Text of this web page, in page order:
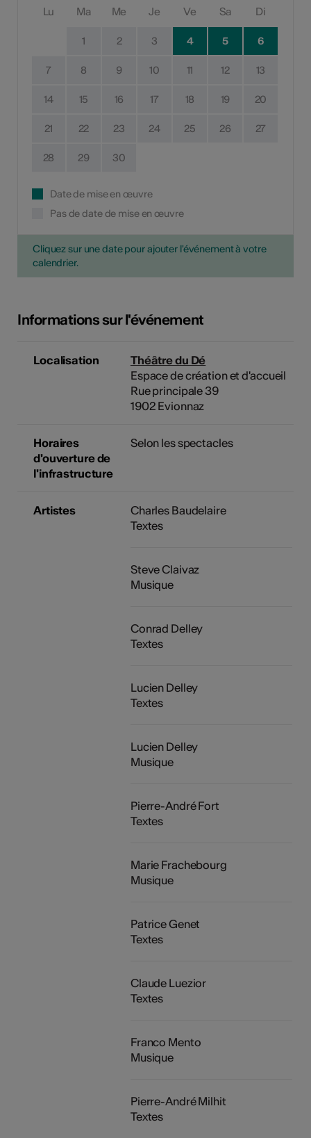
Lu Ma Me Je Ve Sa Di
1 2 3 4 5 6
7 8 9 10 11 12 13
14 15 16 17 18 19 20
21 22 23 24 25 26 27
28 29 30
Date de mise en œuvre
Pas de date de mise en œuvre
Cliquez sur une date pour ajouter l'événement à votre
calendrier.
Informations sur l'événement
Localisation
Théâtre du Dé
Espace de création et d'accueil
Rue principale 39
1902 Evionnaz
Horaires
d'ouverture de
l'infrastructure
Selon les spectacles
Artistes
Charles Baudelaire
Textes
Steve Claivaz
Musique
Conrad Delley
Textes
Lucien Delley
Textes
Lucien Delley
Musique
Pierre-André Fort
Textes
Marie Frachebourg
Musique
Patrice Genet
Textes
Claude Luezior
Textes
Franco Mento
Musique
Pierre-André Milhit
Textes